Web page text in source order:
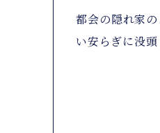
都会の隠れ家
い安らぎに没頭